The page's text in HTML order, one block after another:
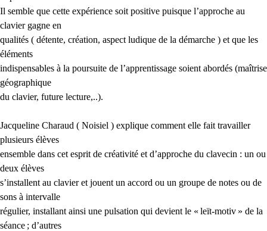
Il semble que cette expérience soit positive puisque l’approche au
clavier gagne en
qualités ( détente, création, aspect ludique de la démarche ) et que les
éléments
indispensables à la poursuite de l’apprentissage soient abordés (maîtrise
géographique
du clavier, future lecture,..).
Jacqueline Charaud ( Noisiel ) explique comment elle fait travailler
plusieurs élèves
ensemble dans cet esprit de créativité et d’approche du clavecin : un ou
deux élèves
s’installent au clavier et jouent un accord ou un groupe de notes ou de
sons à intervalle
régulier, installant ainsi une pulsation qui devient le « leït-motiv » de la
séance ; d’autres